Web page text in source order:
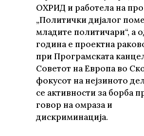
ОХРИД и работела на
„Политички дијалог
младите политичари“, а
година е проектна
при Програмската
Советот на Европа во
фокусот на нејзиното
се активности за борба
говор на омраза и
дискриминација.